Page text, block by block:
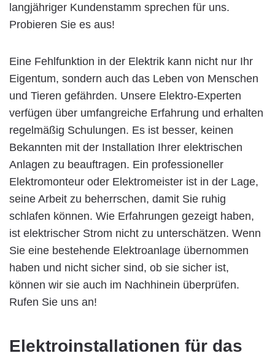
langjähriger Kundenstamm sprechen für uns.
Probieren Sie es aus!
Eine Fehlfunktion in der Elektrik kann nicht nur Ihr
Eigentum, sondern auch das Leben von Menschen
und Tieren gefährden. Unsere Elektro-Experten
verfügen über umfangreiche Erfahrung und erhalten
regelmäßig Schulungen. Es ist besser, keinen
Bekannten mit der Installation Ihrer elektrischen
Anlagen zu beauftragen. Ein professioneller
Elektromonteur oder Elektromeister ist in der Lage,
seine Arbeit zu beherrschen, damit Sie ruhig
schlafen können. Wie Erfahrungen gezeigt haben,
ist elektrischer Strom nicht zu unterschätzen. Wenn
Sie eine bestehende Elektroanlage übernommen
haben und nicht sicher sind, ob sie sicher ist,
können wir sie auch im Nachhinein überprüfen.
Rufen Sie uns an!
Elektroinstallationen für das